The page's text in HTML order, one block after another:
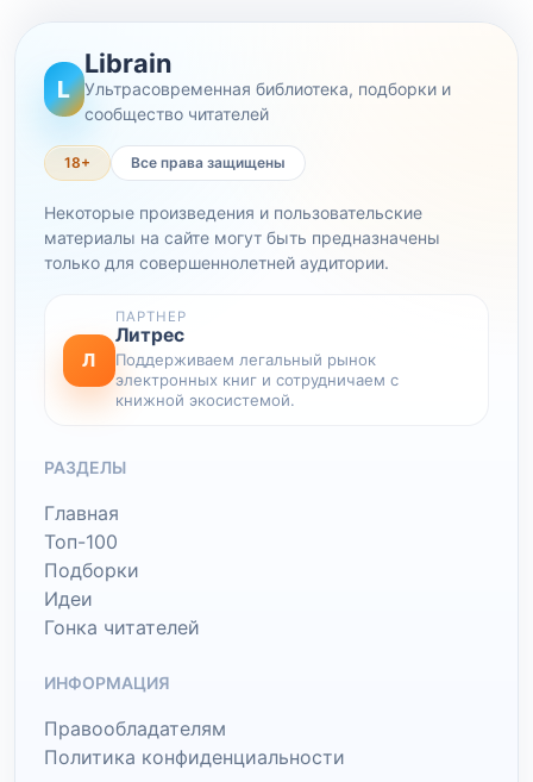
L
Librain
Ультрасовременная библиотека, подборки и
сообщество читателей
18+ Все права защищены
Некоторые произведения и пользовательские
материалы на сайте могут быть предназначены
только для совершеннолетней аудитории.
Л
ПАРТНЕР
Литрес
Поддерживаем легальный рынок
электронных книг и сотрудничаем с
книжной экосистемой.
РАЗДЕЛЫ
Главная
Топ-100
Подборки
Идеи
Гонка читателей
ИНФОРМАЦИЯ
Правообладателям
Политика конфиденциальности